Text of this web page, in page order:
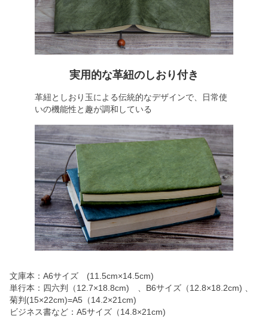
実用的な革紐のしおり付き
革紐としおり玉による伝統的なデザインで、日常使
いの機能性と趣が調和している
文庫本：A6サイズ (11.5cm×14.5cm)
単行本：四六判（12.7×18.8cm) 、B6サイズ（12.8×18.2cm) 、
菊判(15×22cm)=A5（14.2×21cm)
ビジネス書など：A5サイズ（14.8×21cm)